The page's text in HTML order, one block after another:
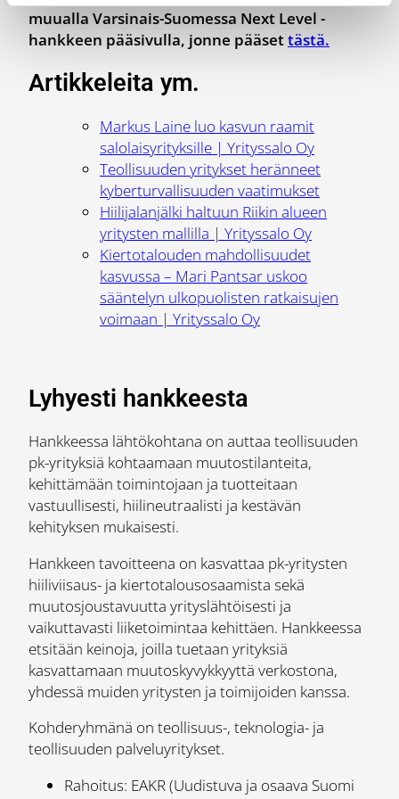
muualla Varsinais-Suomessa Next Level -
hankkeen pääsivulla, jonne pääsettästä.
Artikkeleita ym.
Markus Laine luo kasvun raamit
salolaisyrityksille | Yrityssalo Oy
Teollisuuden yritykset heränneet
kyberturvallisuuden vaatimukset
Hiilijalanjälki haltuun Riikin alueen
yritysten mallilla | Yrityssalo Oy
Kiertotalouden mahdollisuudet
kasvussa – Mari Pantsar uskoo
sääntelyn ulkopuolisten ratkaisujen
voimaan | Yrityssalo Oy
Lyhyesti hankkeesta
Hankkeessa lähtökohtana on auttaa teollisuuden
pk-yrityksiä kohtaamaan muutostilanteita,
kehittämään toimintojaan ja tuotteitaan
vastuullisesti, hiilineutraalisti ja kestävän
kehityksen mukaisesti.
Hankkeen tavoitteena on kasvattaa pk-yritysten
hiiliviisaus- ja kiertotalousosaamista sekä
muutosjoustavuutta yrityslähtöisesti ja
vaikuttavasti liiketoimintaa kehittäen. Hankkeessa
etsitään keinoja, joilla tuetaan yrityksiä
kasvattamaan muutoskyvykkyyttä verkostona,
yhdessä muiden yritysten ja toimijoiden kanssa.
Kohderyhmänä on teollisuus-, teknologia- ja
teollisuuden palveluyritykset.
Rahoitus: EAKR (Uudistuva ja osaava Suomi